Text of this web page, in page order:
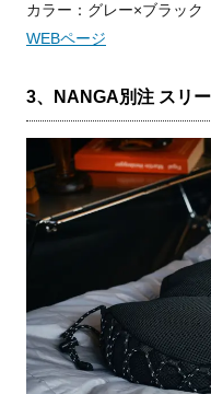
カラー：グレー×ブラック
WEBページ
3、NANGA別注 スリ